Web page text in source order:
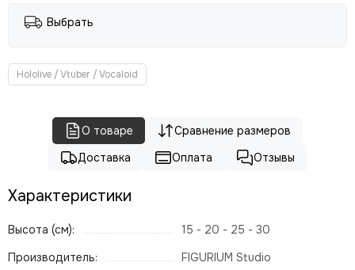
Выбрать
Hololive / Vtuber / Vocaloid
О товаре
Сравнение размеров
Доставка
Оплата Отзывы
Характеристики
Высота (см):
15 - 20 - 25 - 30
Производитель:
FIGURIUM Studio